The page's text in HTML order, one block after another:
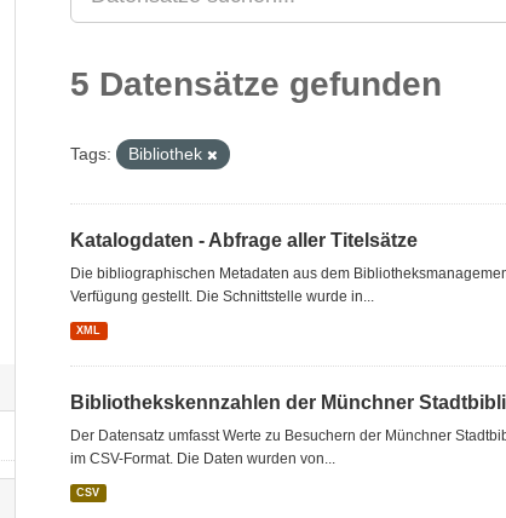
5 Datensätze gefunden
Tags: Bibliothek
Katalogdaten - Abfrage aller Titelsätze
Die bibliographischen Metadaten aus dem
Verfügung gestellt. Die Schnittstelle wurde in...
XML
Bibliothekskennzahlen der Münchner
Der Datensatz umfasst Werte zu Besuchern der Münchner
im CSV-Format. Die Daten wurden von...
CSV